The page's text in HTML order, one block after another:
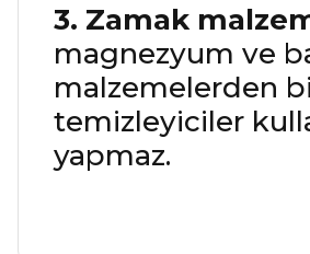
3. Zamak
magnezyum ve
malzemelerden
temizleyiciler
yapmaz.